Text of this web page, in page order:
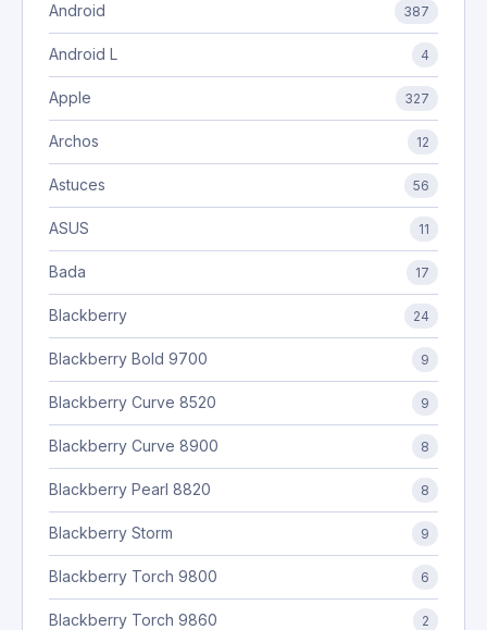
Android 387
Android L 4
Apple 327
Archos 12
Astuces 56
ASUS 11
Bada 17
Blackberry 24
Blackberry Bold 9700 9
Blackberry Curve 8520 9
Blackberry Curve 8900 8
Blackberry Pearl 8820 8
Blackberry Storm 9
Blackberry Torch 9800 6
Blackberry Torch 9860 2